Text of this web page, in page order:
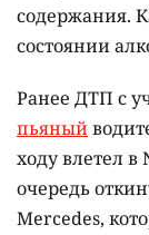
содержания.
состоянии
Ранее ДТП с
пьяный
ходу влетел в
очередь
Mercedes,